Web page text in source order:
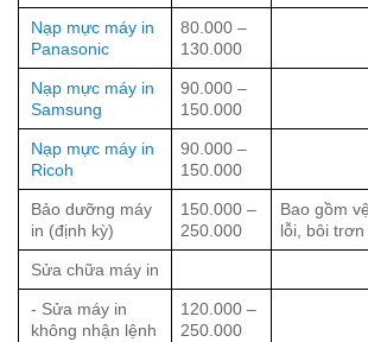
Nạp mực máy in
Panasonic
80.000 –
130.000
Nạp mực máy in
Samsung
90.000 –
150.000
Nạp mực máy in
Ricoh
90.000 –
150.000
Bảo dưỡng máy
in (định kỳ)
150.000 –
250.000
Bao gồm
lỗi, bôi trơn
Sửa chữa máy in
- Sửa máy in
không nhận lệnh
120.000 –
250.000